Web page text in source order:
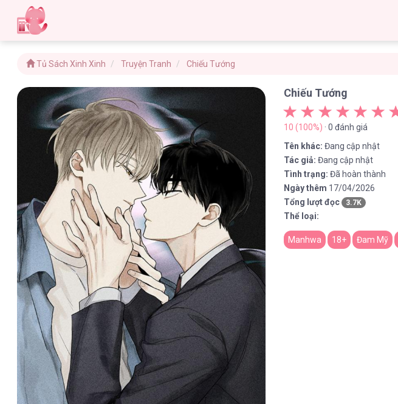
Tủ Sách Xinh Xinh Truyện Tranh Chiếu Tướng
Chiếu Tướng
10 (100%) · 0 đánh giá
Tên khác: Đang cập nhật
Tác giả: Đang cập nhật
Tình trạng: Đã hoàn thành
Ngày thêm 17/04/2026
Tổng lượt đọc
3.7K
Thể loại:
Manhwa 18+ Đam Mỹ